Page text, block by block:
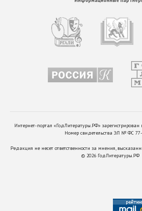
Интернет-портал «ГодЛитературы.РФ» зарегистрирован
Номер свидетельства ЭЛ № ФС 77 -
Редакция не несет ответственности за мнения,
© 2026 ГодЛитературы.РФ